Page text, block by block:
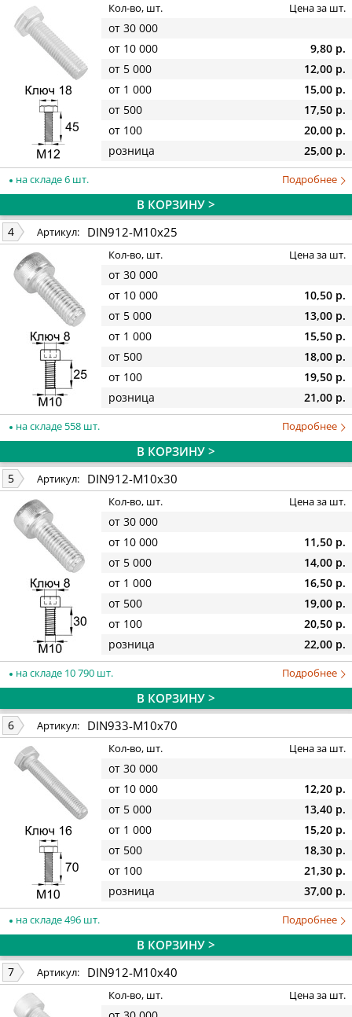
Кол-во, шт. Цена за шт.
от 30 000
от 10 000
9,80 р.
от 5 000
12,00 р.
от 1 000
15,00 р.
от 500
17,50 р.
от 100
20,00 р.
розница
25,00 р.
на складе 6 шт. Подробнее
В КОРЗИНУ >
4 Артикул: DIN912-M10x25
Кол-во, шт. Цена за шт.
от 30 000
от 10 000
10,50 р.
от 5 000
13,00 р.
от 1 000
15,50 р.
от 500
18,00 р.
от 100
19,50 р.
розница
21,00 р.
на складе 558 шт. Подробнее
В КОРЗИНУ >
5 Артикул: DIN912-M10x30
Кол-во, шт. Цена за шт.
от 30 000
от 10 000
11,50 р.
от 5 000
14,00 р.
от 1 000
16,50 р.
от 500
19,00 р.
от 100
20,50 р.
розница
22,00 р.
на складе 10 790 шт. Подробнее
В КОРЗИНУ >
6 Артикул: DIN933-M10x70
Кол-во, шт. Цена за шт.
от 30 000
от 10 000
12,20 р.
от 5 000
13,40 р.
от 1 000
15,20 р.
от 500
18,30 р.
от 100
21,30 р.
розница
37,00 р.
на складе 496 шт. Подробнее
В КОРЗИНУ >
7 Артикул: DIN912-M10x40
Кол-во, шт. Цена за шт.